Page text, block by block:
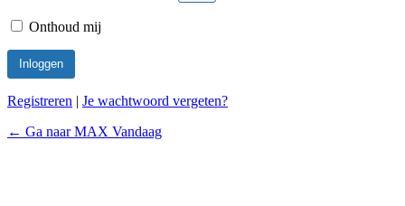
Onthoud mij
Registreren | Je wachtwoord vergeten?
← Ga naar MAX Vandaag